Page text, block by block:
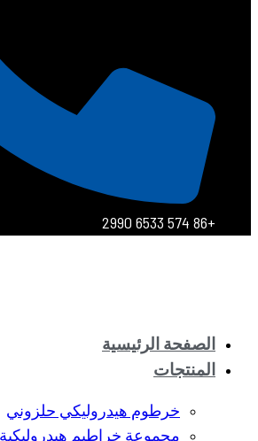
+86 574 6533 2990
الصفحة الرئيسية
المنتجات
خرطوم هيدروليكي حلزوني
مجموعة خراطيم هيدروليكية